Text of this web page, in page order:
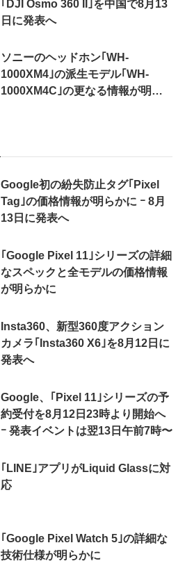
｢DJI Osmo 360 II｣を中国で8月13
日に発表へ
ソニーのヘッドホン｢WH-
1000XM4｣の派生モデル｢WH-
1000XM4C｣の更なる情報が明ら
Google初の紛失防止タグ｢Pixel
Tag｣の価格情報が明らかに ｰ 8月
13日に発表へ
｢Google Pixel 11｣シリーズの詳細
なスペックと全モデルの価格情報
が明らかに
Insta360、新型360度アクション
カメラ｢Insta360 X6｣を8月12日に
発表へ
Google、｢Pixel 11｣シリーズの予
約受付を8月12日23時より開始へ
ｰ 発表イベントは翌13日午前7時〜
｢LINE｣アプリがLiquid Glassに対
応
｢Google Pixel Watch 5｣の詳細な
技術仕様が明らかに